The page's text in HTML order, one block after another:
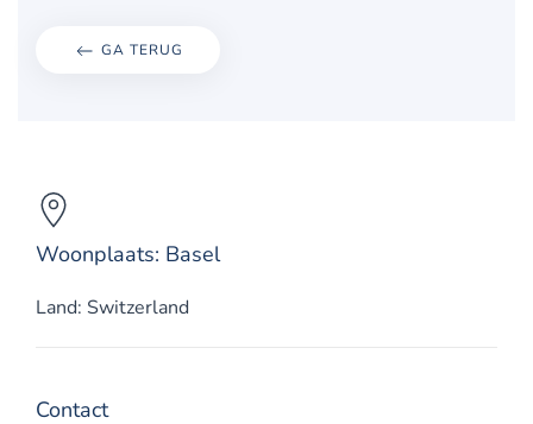
GA TERUG
Woonplaats: Basel
Land: Switzerland
Contact